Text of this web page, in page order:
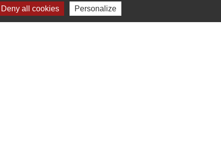
Deny all cookies Personalize